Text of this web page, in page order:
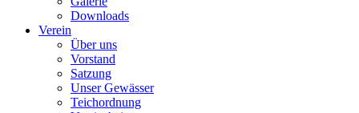
Downloads
Verein
Über uns
Vorstand
Satzung
Unser Gewässer
Teichordnung